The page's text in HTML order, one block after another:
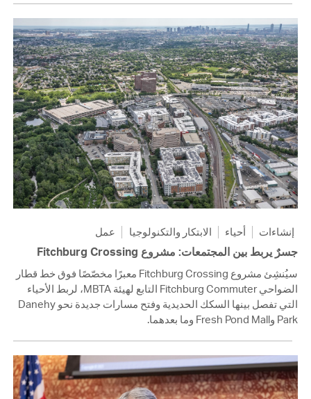
إنشاءات أحياء الابتكار والتكنولوجيا عمل
جسرٌ يربط بين المجتمعات: مشروع Fitchburg Crossing
سيُنشِئ مشروع Fitchburg Crossing معبرًا مخصّصًا فوق خط قطار
الضواحي Fitchburg Commuter التابع لهيئة MBTA، لربط الأحياء
التي تفصل بينها السكك الحديدية وفتح مسارات جديدة نحو Danehy
Park وFresh Pond Mall وما بعدهما.